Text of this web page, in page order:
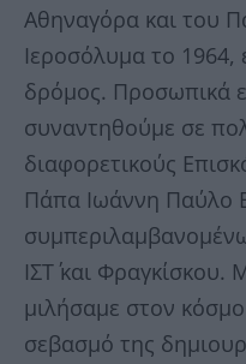
Αθηναγόρα και του
Ιεροσόλυμα το 1964,
δρόμος. Προσωπικά
συναντηθούμε σε
διαφορετικούς
Πάπα Ιωάννη Παύλο
ΙΣΤ΄ και
μιλήσαμε στον
σεβασμό της